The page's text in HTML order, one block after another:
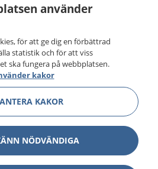
din hälsa och vård
om hälsa och information om
du kan kontakta.
journal och göra dina
runt.
vill må bättre.
använder
för att ge dig en förbättrad
statistik och för att viss
ska fungera på webbplatsen.
kakor
KAKOR
NÖDVÄNDIGA